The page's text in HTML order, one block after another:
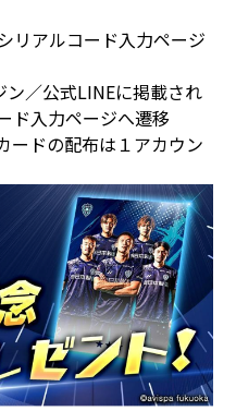
リアルコード入力ページ
／公式LINEに掲載され
ド入力ページへ遷移
ドの配布は１アカウン